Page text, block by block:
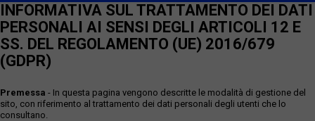
INFORMATIVA SUL TRATTAMENTO DEI DATI
PERSONALI AI SENSI DEGLI ARTICOLI 12 E
SS. DEL REGOLAMENTO (UE) 2016/679
(GDPR)
Premessa - In questa pagina vengono descritte le modalità di gestione del
sito, con riferimento al trattamento dei dati personali degli utenti che lo
consultano.